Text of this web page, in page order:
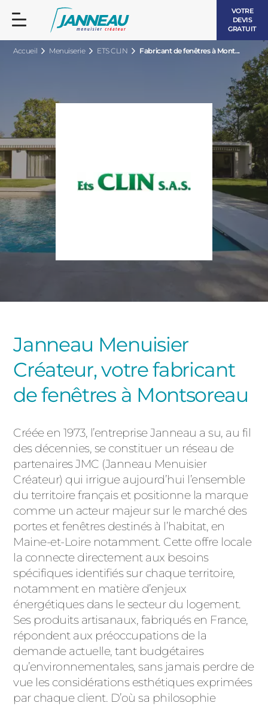
VOTRE
DEVIS
GRATUIT
Accueil Menuiserie ETS CLIN Fabricant de fenêtres à Mont...
Janneau Menuisier
Créateur, votre fabricant
de fenêtres à Montsoreau
Créée en 1973, l’entreprise Janneau a su, au fil
des décennies, se constituer un réseau de
partenaires JMC (Janneau Menuisier
Créateur) qui irrigue aujourd’hui l’ensemble
du territoire français et positionne la marque
comme un acteur majeur sur le marché des
portes et fenêtres destinés à l’habitat, en
Maine-et-Loire notamment. Cette offre locale
la connecte directement aux besoins
spécifiques identifiés sur chaque territoire,
notamment en matière d’enjeux
énergétiques dans le secteur du logement.
Ses produits artisanaux, fabriqués en France,
répondent aux préoccupations de la
demande actuelle, tant budgétaires
qu’environnementales, sans jamais perdre de
vue les considérations esthétiques exprimées
par chaque client. D’où sa philosophie
FENÊTRES ET PORTES-FENÊTRES
ALUMINIUM
ACIER
BAIES VITRÉES
PORTES D’ENTRÉELES INTEMPORELLES
VOLETS ROULANTS
PERGOLAS
CLÔTURES